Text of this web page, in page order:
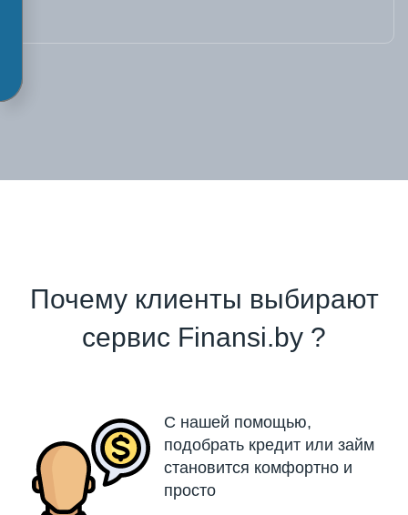
Почему клиенты выбирают
сервис Finansi.by ?
С нашей помощью,
подобрать кредит или займ
становится комфортно и
просто